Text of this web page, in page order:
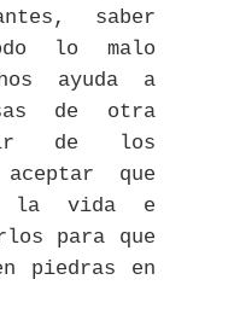
saber
lo malo
ayuda a
de otra
de los
que
la vida e
para que
piedras en